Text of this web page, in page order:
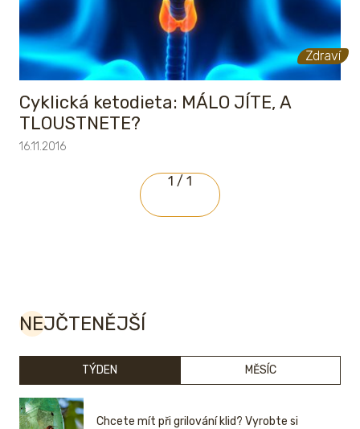
Zdraví
Cyklická ketodieta: MÁLO JÍTE, A
TLOUSTNETE?
16.11.2016
1 / 1
NEJČTENĚJŠÍ
TÝDEN MĚSÍC
Chcete mít při grilování klid? Vyrobte si